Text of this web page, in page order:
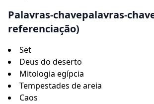
Palavras-chavepalavras-
referenciação)
Set
Deus do deserto
Mitologia egípcia
Tempestades de areia
Caos